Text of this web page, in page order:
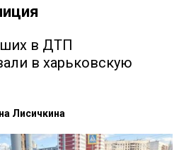
в ДТП
в харьковскую
Лисичкина